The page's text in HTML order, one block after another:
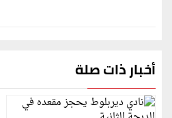
أخبار ذات صلة